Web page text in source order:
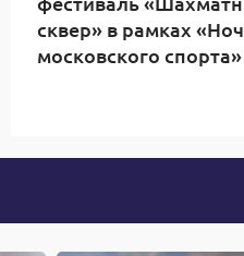
сквер» в рамках
московского спорта»